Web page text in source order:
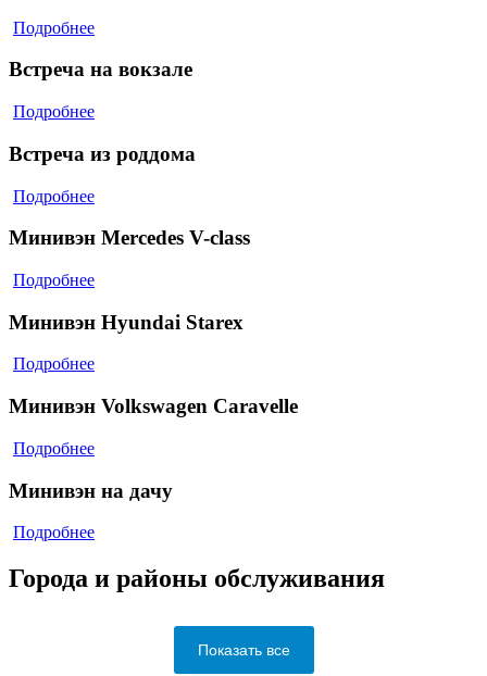
Подробнее
Встреча на вокзале
Подробнее
Встреча из роддома
Подробнее
Минивэн Mercedes V-class
Подробнее
Минивэн Hyundai Starex
Подробнее
Минивэн Volkswagen Caravelle
Подробнее
Минивэн на дачу
Подробнее
Города и районы обслуживания
Показать все